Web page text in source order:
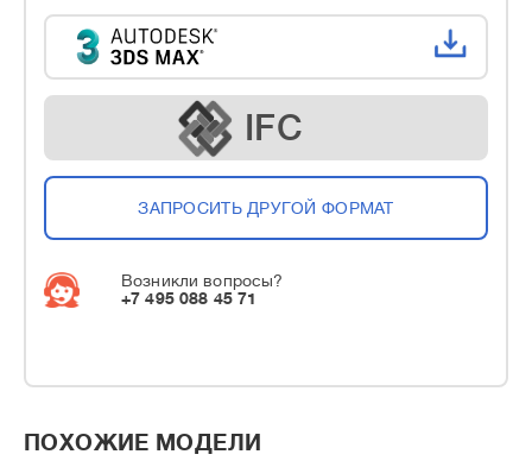
IFC
ЗАПРОСИТЬ ДРУГОЙ ФОРМАТ
Возникли вопросы?
+7 495 088 45 71
ПОХОЖИЕ МОДЕЛИ